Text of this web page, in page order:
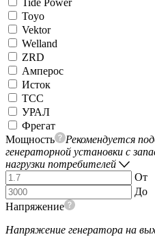
Tide Power
Toyo
Vektor
Welland
ZRD
Амперос
Исток
ТСС
УРАЛ
Фрегат
Мощность
Рекомендуется
генераторной установки с
нагрузки потребителей
От
До
Напряжение
Напряжение генератора на